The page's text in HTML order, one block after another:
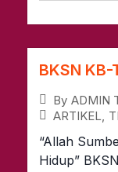
BKSN
By ADMIN
ARTIKEL
“Allah
Hidup”